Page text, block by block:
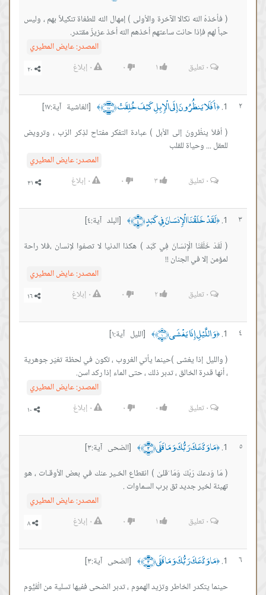
( فأخذهُ الله نكالا الآخرة والأولى ) إمهال الله للطغاة تنكيلاً بهم ، وليس
حباً لهم فإذا حانت ساعتهم أخذهم الله أخذ عزيزٌ مقتدر.
المصدر:عايض المطيري
٠تعليق ١ ٠ ٠ إبلاغ
٢ ﴿أَفَلَا يَنظُرُونَ إِلَى الْإِبِلِ كَيْفَ خُلِقَتْ ﴿١٧﴾ ﴾
[الغاشية آية:١٧]
( أفلاَ ينظُرونَ إلى الأبل ) عبادة التفكر مفتاح لذِكر الرّب ، وترويض
للعقل ... وحياة للقلب
المصدر:عايض المطيري
٠تعليق ٣ ٠ ٠ إبلاغ
٣ ﴿لَقَدْ خَلَقْنَا الْإِنسَانَ فِي كَبَدٍ ﴿٤﴾ ﴾
[البلد آية:٤]
( لَقَدْ خَلَقْنَا الْإِنسَانَ فِي كَبَد ) هكذا الدنيا لا تصفوا لإنسان ،فلا راحة
لمؤمن إلا في الجنان !!
المصدر:عايض المطيري
٠تعليق ٢ ٠ ٠ إبلاغ
٤ ﴿وَاللَّيْلِ إِذَا يَغْشَى ﴿١﴾ ﴾
[الليل آية:١]
( والليل إذا يغشى )‏حينما يأتي الغروب ، تكون في لحظة تغيّر جوهرية
، أنها قدرة الخالق ، تدبر ذلك ، حتى الماء إذا ركد اسن.
المصدر:عايض المطيري
٠تعليق ٠ ٠ ٠ إبلاغ
٥ ﴿مَا وَدَّعَكَ رَبُّكَ وَمَا قَلَى ﴿٣﴾ ﴾
[الضحى آية:٣]
( مَا وَدعكَ رَبُكَ وَمَا َقلىٰ ) انقطاع الخـير عنك في بعض الأوقـات ، هو
تهيئة لخير جديد ثق برب السماوات .
المصدر:عايض المطيري
٠تعليق ١ ٠ ٠ إبلاغ
٦ ﴿مَا وَدَّعَكَ رَبُّكَ وَمَا قَلَى ﴿٣﴾ ﴾
[الضحى آية:٣]
حينما يتكدر الخاطر وتزيد الهموم ، تدبر الضحى ففيها تسلية من الْقَيُّوم